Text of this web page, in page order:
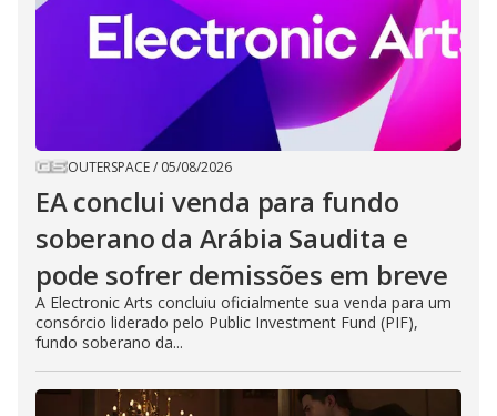
OUTERSPACE/ 05/08/2026
EA conclui venda para fundo
soberano da Arábia Saudita e
pode sofrer demissões em breve
A Electronic Arts concluiu oficialmente sua venda para um
consórcio liderado pelo Public Investment Fund (PIF),
fundo soberano da...